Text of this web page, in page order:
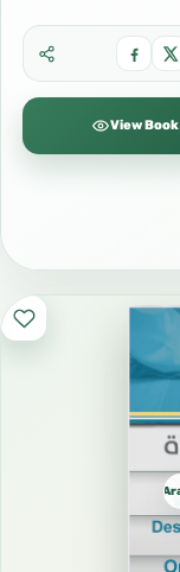
View Book